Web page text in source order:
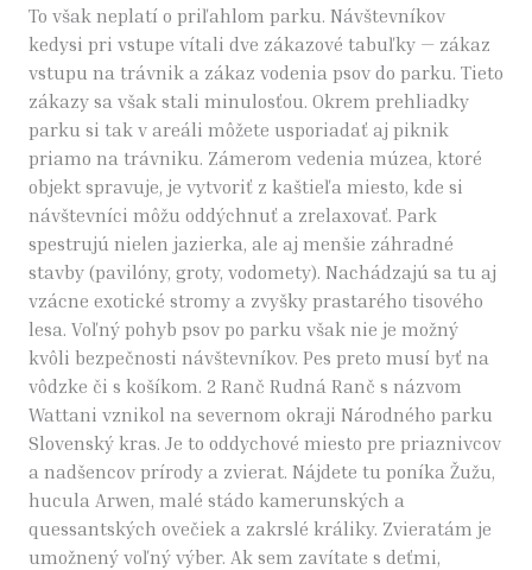
To však neplatí o priľahlom parku. Návštevníkov
kedysi pri vstupe vítali dve zákazové tabuľky — zákaz
vstupu na trávnik a zákaz vodenia psov do parku. Tieto
zákazy sa však stali minulosťou. Okrem prehliadky
parku si tak v areáli môžete usporiadať aj piknik
priamo na trávniku. Zámerom vedenia múzea, ktoré
objekt spravuje, je vytvoriť z kaštieľa miesto, kde si
návštevníci môžu oddýchnuť a zrelaxovať. Park
spestrujú nielen jazierka, ale aj menšie záhradné
stavby (pavilóny, groty, vodomety). Nachádzajú sa tu aj
vzácne exotické stromy a zvyšky prastarého tisového
lesa. Voľný pohyb psov po parku však nie je možný
kvôli bezpečnosti návštevníkov. Pes preto musí byť na
vôdzke či s košíkom. 2 Ranč Rudná Ranč s názvom
Wattani vznikol na severnom okraji Národného parku
Slovenský kras. Je to oddychové miesto pre priaznivcov
a nadšencov prírody a zvierat. Nájdete tu poníka Žužu,
hucula Arwen, malé stádo kamerunských a
quessantských ovečiek a zakrslé králiky. Zvieratám je
umožnený voľný výber. Ak sem zavítate s deťmi,